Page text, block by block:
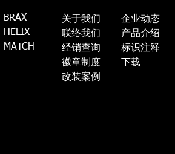
BRAX
HELIX
MATCH
关于我们
联络我们
经销查询
徽章制度
​​改装案例
企业动态
产品介绍
标识注释
​下载